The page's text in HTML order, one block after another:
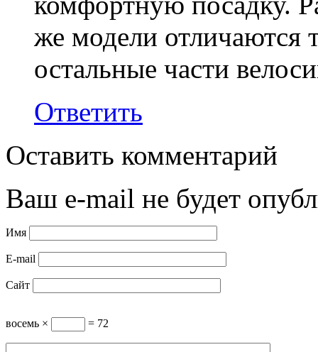
же модели отличаются
остальные части
Ответить
Оставить комментарий
Ваш e-mail не будет
Имя
E-mail
Сайт
восемь × = 72